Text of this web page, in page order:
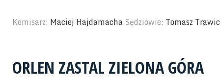
Komisarz: Maciej Hajdamacha Sędziowie: Tomasz
ORLEN ZASTAL ZIELONA GÓRA